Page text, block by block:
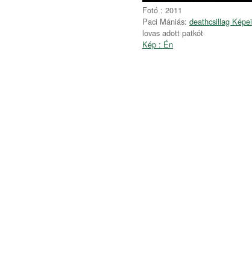
Fotó : 2011
Paci Mániás: deathcsillag Képei
lovas adott patkót
Kép : Én